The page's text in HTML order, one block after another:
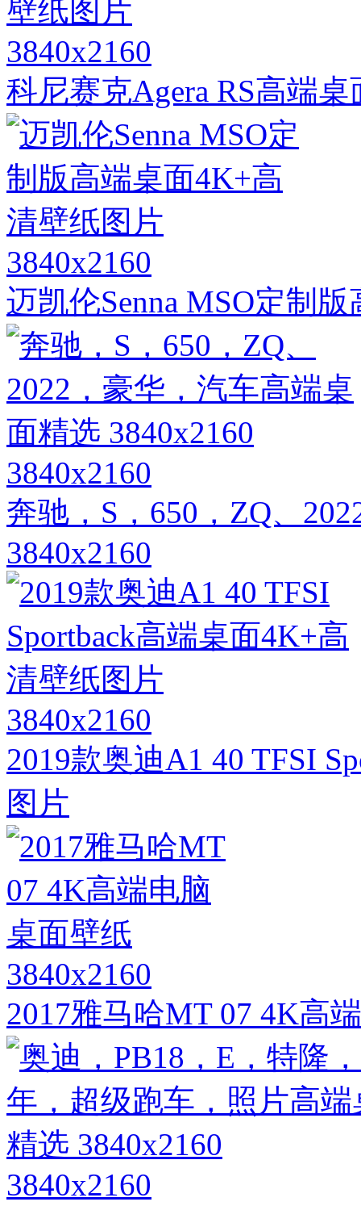
3840x2160
科尼赛克Agera RS高端
3840x2160
迈凯伦Senna MSO定制
3840x2160
奔驰，S，650，ZQ、
3840x2160
3840x2160
2019款奥迪A1 40 TFSI
图片
3840x2160
2017雅马哈MT 07 4K高
3840x2160